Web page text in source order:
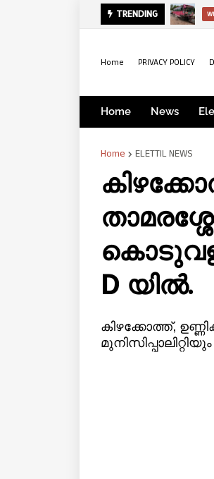
TRENDING
Home PRIVACY POLICY
Home News
Home ELETTIL NEWS
D യിൽ.
കിഴക്കോത്ത്,